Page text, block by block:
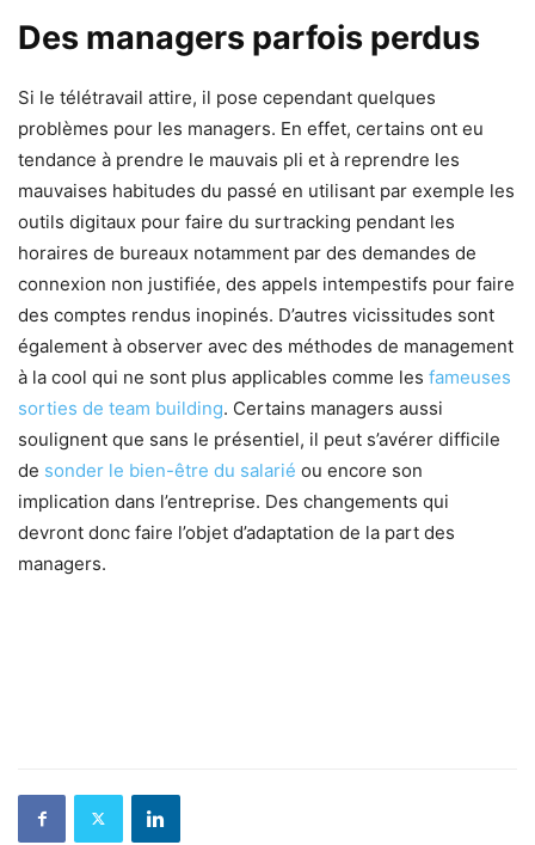
Des managers parfois perdus
Si le télétravail attire, il pose cependant quelques
problèmes pour les managers. En effet, certains ont eu
tendance à prendre le mauvais pli et à reprendre les
mauvaises habitudes du passé en utilisant par exemple les
outils digitaux pour faire du surtracking pendant les
horaires de bureaux notamment par des demandes de
connexion non justifiée, des appels intempestifs pour faire
des comptes rendus inopinés. D’autres vicissitudes sont
également à observer avec des méthodes de management
à la cool qui ne sont plus applicables comme les fameuses
sorties de team building. Certains managers aussi
soulignent que sans le présentiel, il peut s’avérer difficile
de sonder le bien-être du salarié ou encore son
implication dans l’entreprise. Des changements qui
devront donc faire l’objet d’adaptation de la part des
managers.